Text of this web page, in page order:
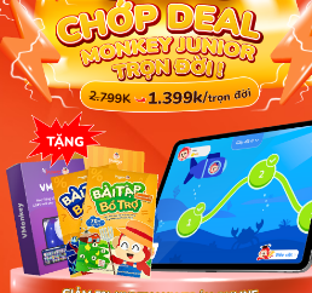
và lá tía tô vào nồi nấu đến
thì tắt bếp và để nguội.
tóc bằng nước ấm trước rồi
tía tô và bưởi khoảng 10 phút.
tay massage nhẹ để các
vào da đầu và thoải mái đầu
lại đầu với nước ấm là xong.